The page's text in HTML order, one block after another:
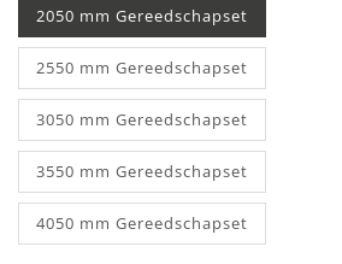
2050 mm Gereedschapset
2550 mm Gereedschapset
3050 mm Gereedschapset
3550 mm Gereedschapset
4050 mm Gereedschapset